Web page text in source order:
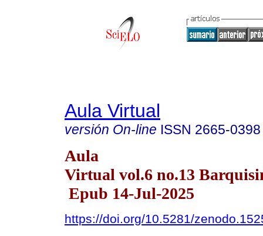
Aula Virtual
versión On-line ISSN 2665-0398
Aula
Virtual vol.6 no.13
Epub 14-Jul-2025
https://doi.org/10.5281/